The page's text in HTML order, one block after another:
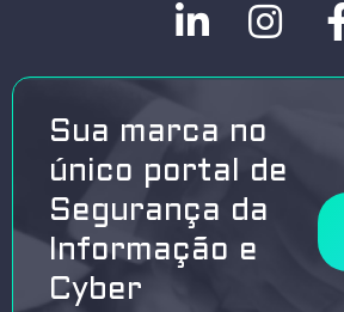
Sua marca no
único portal de
Segurança da
Informação e
Cyber